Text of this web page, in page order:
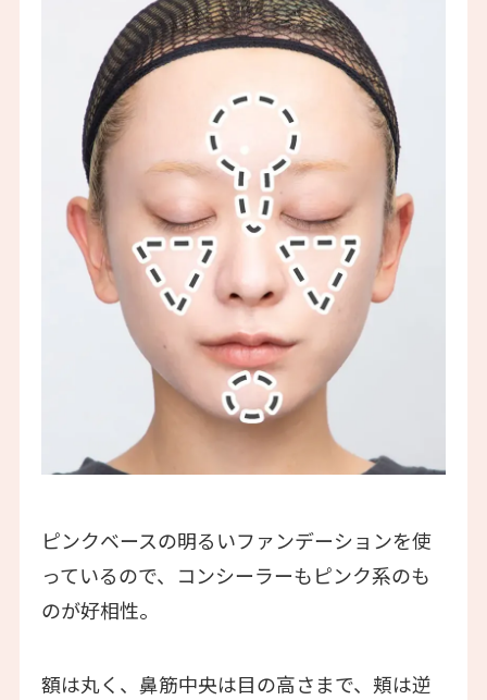
ピンクベースの明るいファンデーションを使
っているので、コンシーラーもピンク系のも
のが好相性。
額は丸く、鼻筋中央は目の高さまで、頬は逆